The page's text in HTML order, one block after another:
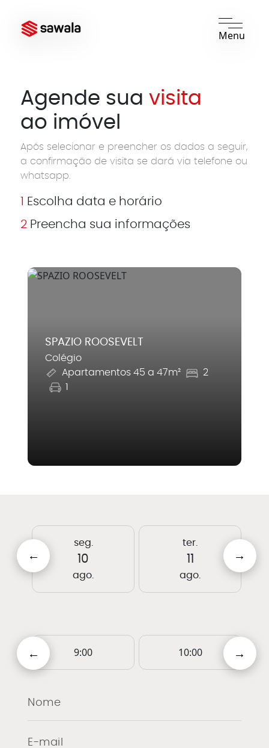
Menu
Agende suavisita
ao imóvel
Após selecionar e preencher os dados a seguir,
a confirmação de visita se dará via telefone ou
whatsapp.
Escolha data e horário
2 Preencha sua informações
SPAZIO ROOSEVELT
Colégio
Apartamentos 45 a 47m²
2
1
seg.
10
ago.
ter.
ago.
9:00 10:00